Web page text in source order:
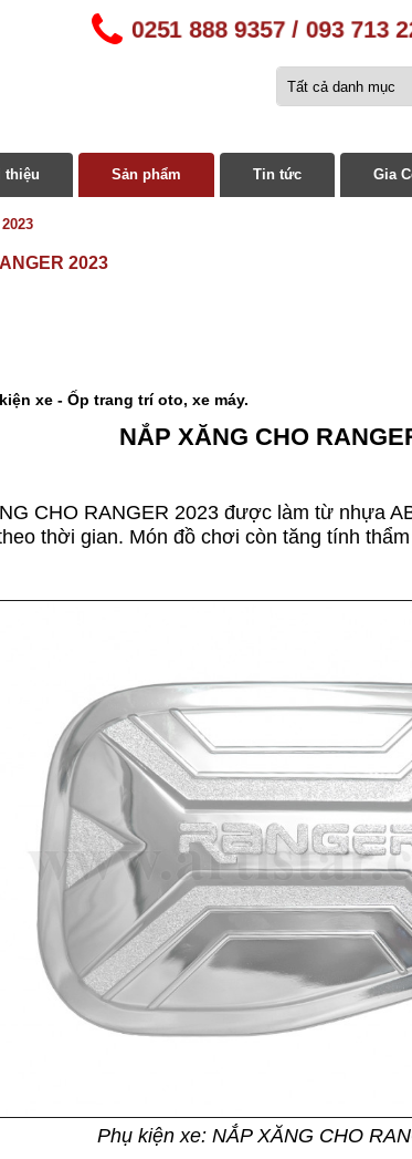
0251 888 9357 / 093 713
thiệu Sản phẩm Tin tức Gia
2023
xe - Ốp trang trí oto, xe máy.
NẮP XĂNG CHO
CHO RANGER 2023 được làm từ nhựa
thời gian. Món đồ chơi còn tăng tính
Phụ kiện xe: NẮP XĂNG CHO